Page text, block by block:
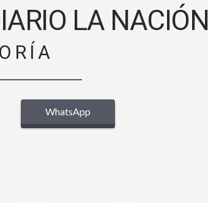
LA NACIÓN
WhatsApp